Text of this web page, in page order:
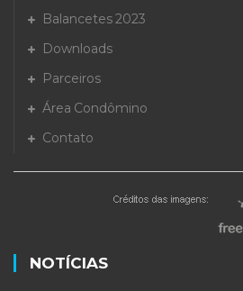
Balancetes 2023
Downloads
Parceiros
Área Condômino
Contato
NOTÍCIAS